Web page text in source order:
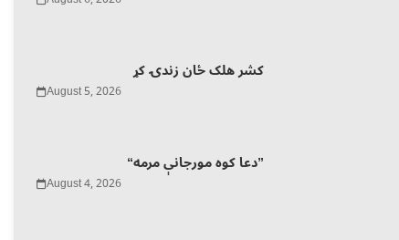
کشر هلک ځان زندۍ کړ
August 5, 2026
“دعا کوه مورجانې مرمه”
August 4, 2026